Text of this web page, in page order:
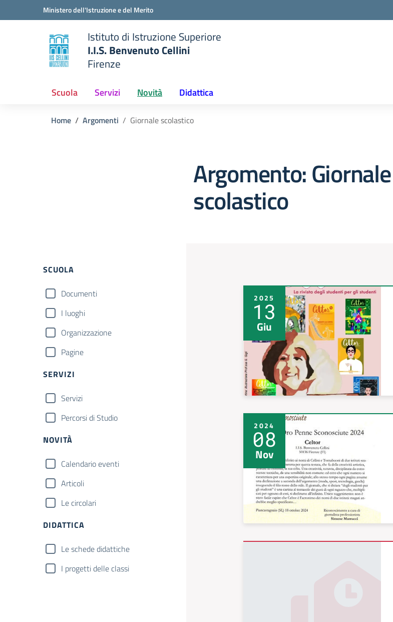
Vai ai contenuti
Vai al menu di navigazioneMinistero dell'Istruzione e del Merito
scuola
Istituto di Istruzione Superiore
I.I.S. Benvenuto Cellini
Firenze
Scuola Servizi Novità Didattica
Home Argomenti Giornale scolastico
Argomento: Giornale
scolastico
Filtri
SCUOLA
Documenti
I luoghi
Organizzazione
Pagine
SERVIZI
Servizi
Percorsi di Studio
NOVITÀ
Calendario eventi
Articoli
Le circolari
DIDATTICA
Le schede didattiche
I progetti delle classi
2025
13
Giu
2024
08
Nov